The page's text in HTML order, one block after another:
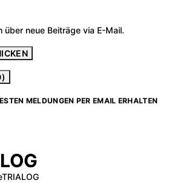
über neue Beiträge via E-Mail.
MELDUNGEN PER EMAIL ERHALTEN